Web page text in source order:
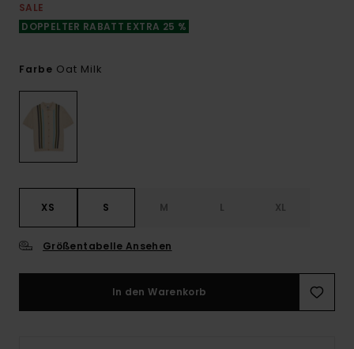
SALE
DOPPELTER RABATT EXTRA 25 %
Farbe Oat Milk
XS S M L XL
Größentabelle Ansehen
In den Warenkorb